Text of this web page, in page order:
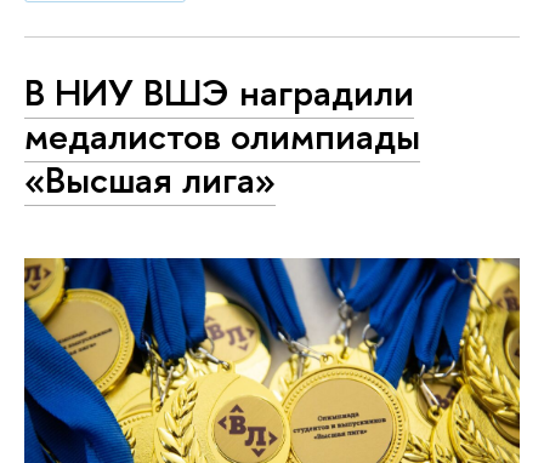
В НИУ ВШЭ наградили
медалистов олимпиады
«Высшая лига»